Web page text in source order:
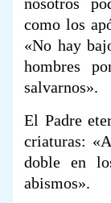
como los
«No hay
hombres
salvarnos».
El Padre
criaturas:
doble en
abismos».